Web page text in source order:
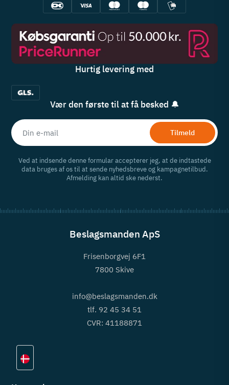
Hurtig levering med
Vær den første til at få besked 🔔
Tilmeld
Ved at indsende denne formular accepterer jeg, at de indtastede
data bruges af os til at sende nyhedsbreve og kampagnetilbud.
Afmelding kan altid ske nederst.
Beslagsmanden ApS
Frisenborgvej 6F1
7800 Skive
info@beslagsmanden.dk
tlf. 92 45 34 51
CVR: 41188871